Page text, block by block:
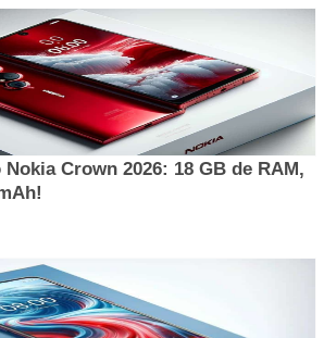
Crown 2026: 18 GB de RAM,